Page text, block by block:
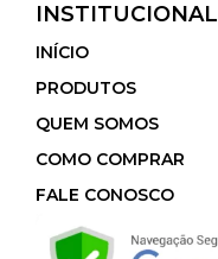
INSTITUCIONAL
INÍCIO
PRODUTOS
QUEM SOMOS
COMO COMPRAR
FALE CONOSCO